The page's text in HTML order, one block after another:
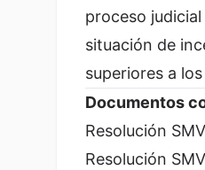
proceso
situación de
superiores a
Documentos
Resolución
Resolución